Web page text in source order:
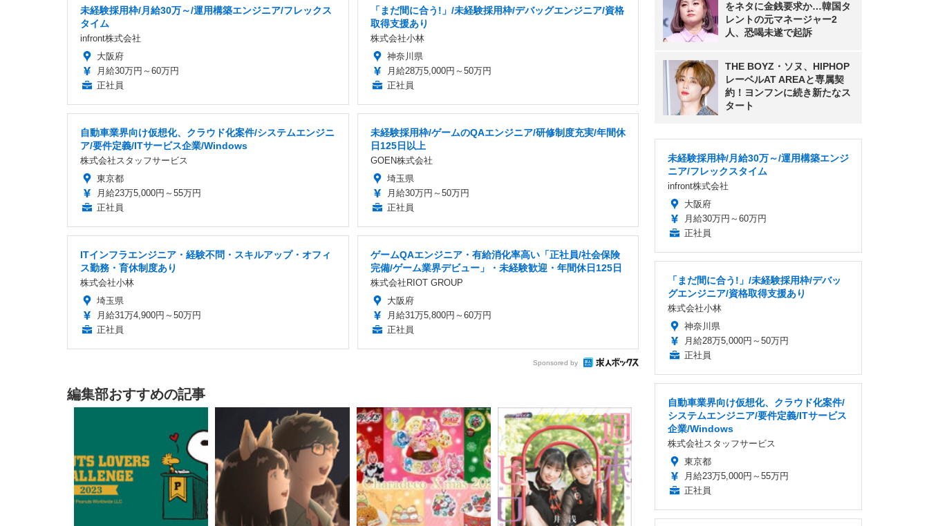
未経験採用枠/月給30万～/運用構築エンジニア/フレックス
タイム
infront株式会社
大阪府
月給30万円～60万円
正社員
「まだ間に合う!」/未経験採用枠/デバッグエンジニア/資格
取得支援あり
株式会社小林
神奈川県
月給28万5,000円～50万円
正社員
自動車業界向け仮想化、クラウド化案件/システムエンジニ
ア/要件定義/ITサービス企業/Windows
株式会社スタッフサービス
東京都
月給23万5,000円～55万円
正社員
未経験採用枠/ゲームのQAエンジニア/研修制度充実/年間休
日125日以上
GOEN株式会社
埼玉県
月給30万円～50万円
正社員
ITインフラエンジニア・経験不問・スキルアップ・オフィ
ス勤務・育休制度あり
株式会社小林
埼玉県
月給31万4,900円～50万円
正社員
ゲームQAエンジニア・有給消化率高い「正社員/社会保険
完備/ゲーム業界デビュー」・未経験歓迎・年間休日125日
株式会社RIOT GROUP
大阪府
月給31万5,800円～60万円
正社員
Sponsored by
編集部おすすめの記事
をネタに金銭要求か…韓国タ
レントの元マネージャー2
人、恐喝未遂で起訴
THE BOYZ・ソヌ、HIPHOP
レーベルAT AREAと専属契
約！ヨンフンに続き新たなス
タート
未経験採用枠/月給30万～/運用構築エンジ
ニア/フレックスタイム
infront株式会社
大阪府
月給30万円～60万円
正社員
「まだ間に合う!」/未経験採用枠/デバッ
グエンジニア/資格取得支援あり
株式会社小林
神奈川県
月給28万5,000円～50万円
正社員
自動車業界向け仮想化、クラウド化案件/
システムエンジニア/要件定義/ITサービス
企業/Windows
株式会社スタッフサービス
東京都
月給23万5,000円～55万円
正社員